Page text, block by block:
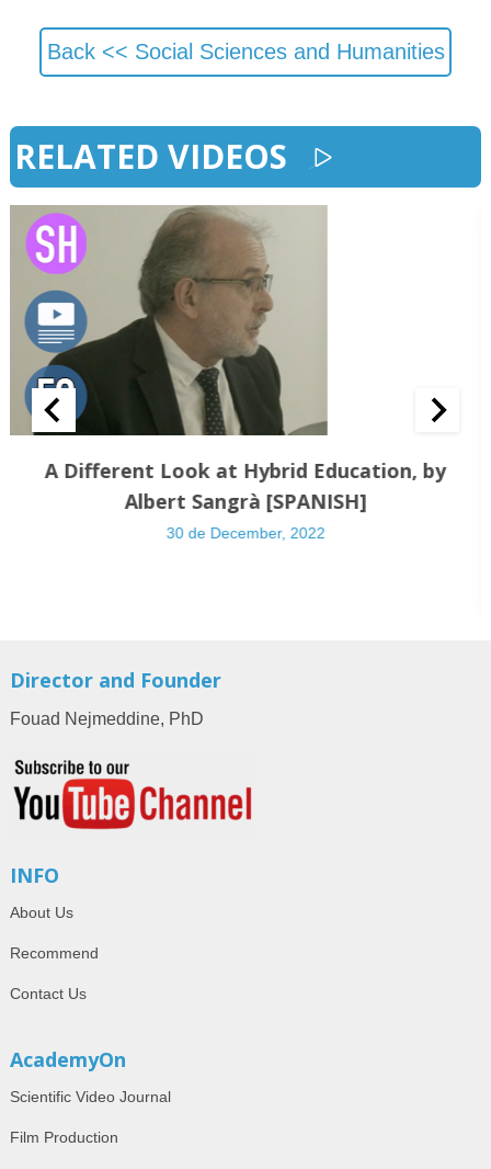
Back << Social Sciences and Humanities
RELATED VIDEOS
A Different Look at Hybrid Education, by
Albert Sangrà [SPANISH]
30 de December, 2022
Director and Founder
Fouad Nejmeddine, PhD
INFO
About Us
Recommend
Contact Us
AcademyOn
Scientific Video Journal
Film Production